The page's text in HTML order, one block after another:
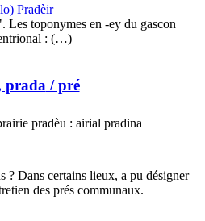
Pradèir
Les toponymes en -ey du gascon
: (…)
prada / pré
pradèu : airial pradina
? Dans certains lieux, a pu désigner
des prés communaux.